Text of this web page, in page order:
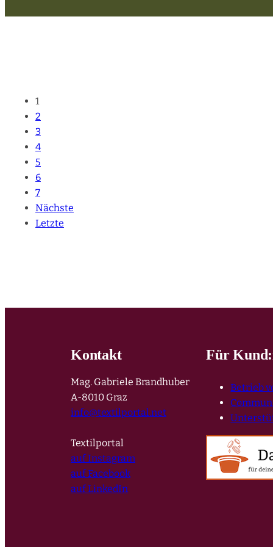
1
2
3
4
5
6
7
Nächste
Letzte
Kontakt
Mag. Gabriele Brandhuber
A-8010 Graz
info@textilportal.net
Textilportal
auf Instagram
auf Facebook
auf LinkedIn
Für
Betrieb